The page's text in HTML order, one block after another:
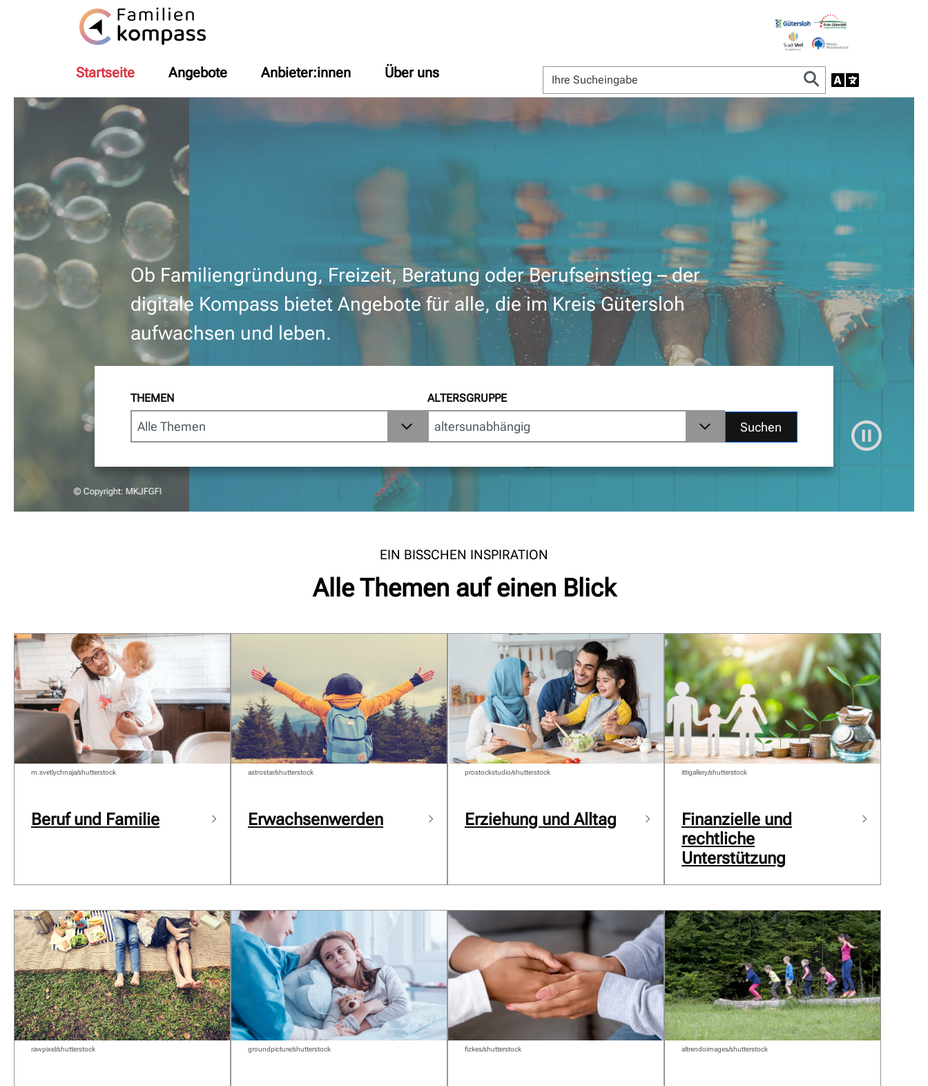
Startseite Angebote Anbieter:innen Über uns
Ob Familiengründung, Freizeit, Beratung oder Berufseinstieg – der
digitale Kompass bietet Angebote für alle, die im Kreis Gütersloh
aufwachsen und leben.
THEMEN ALTERSGRUPPE
Suchen
EIN BISSCHEN INSPIRATION
Alle Themen auf einen Blick
Beruf und Familie
m.svetlychnaja/shutterstock
Erwachsenwerden
astrostar/shutterstock
Erziehung und Alltag
prostockstudio/shutterstock
Finanzielle und
rechtliche
Unterstützung
ittigallery/shutterstock
rawpixel/shutterstock groundpicture/shutterstock fizkes/shutterstock altrendoimages/shutterstock